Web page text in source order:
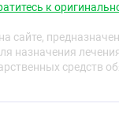
препарата
(гексэтидин
к
сайте,
назначения
средств